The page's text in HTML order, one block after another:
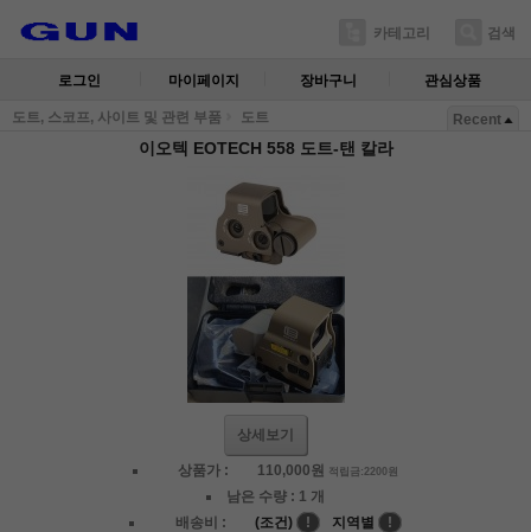
카테고리 검색
로그인 마이페이지 장바구니 관심상품
도트, 스코프, 사이트 및 관련 부품 도트 Recent
이오텍 EOTECH 558 도트-탠 칼라
상세보기
상품가 : 110,000원 적립금:2200원
남은 수량 : 1 개
배송비 :
(조건) ! 지역별 !